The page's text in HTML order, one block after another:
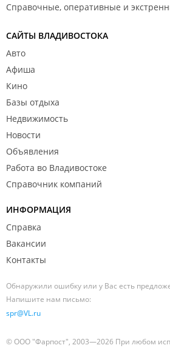
Справочные, оперативные и
САЙТЫ ВЛАДИВОСТОКА
Авто
Афиша
Кино
Базы отдыха
Недвижимость
Новости
Объявления
Работа во Владивостоке
Справочник компаний
ИНФОРМАЦИЯ
Справка
Вакансии
Контакты
Обнаружили ошибку или у Вас есть
Напишите нам письмо:
spr@VL.ru
© ООО "Фарпост", 2003—2026 При любом